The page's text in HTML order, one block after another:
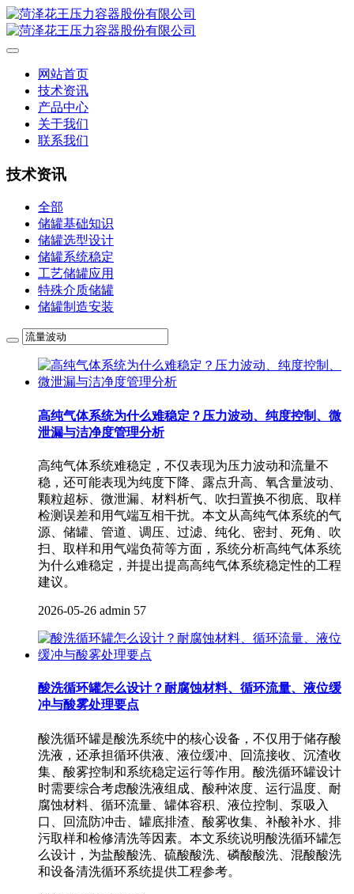
网站首页
技术资讯
产品中心
关于我们
联系我们
技术资讯
全部
储罐基础知识
储罐选型设计
储罐系统稳定
工艺储罐应用
特殊介质储罐
储罐制造安装
高纯气体系统为什么难稳定？压力波动、纯度控制、微
泄漏与洁净度管理分析
高纯气体系统难稳定，不仅表现为压力波动和流量不
稳，还可能表现为纯度下降、露点升高、氧含量波动、
颗粒超标、微泄漏、材料析气、吹扫置换不彻底、取样
检测误差和用气端互相干扰。本文从高纯气体系统的气
源、储罐、管道、调压、过滤、纯化、密封、死角、吹
扫、取样和用气端负荷等方面，系统分析高纯气体系统
为什么难稳定，并提出提高高纯气体系统稳定性的工程
建议。
2026-05-26 admin 57
酸洗循环罐怎么设计？耐腐蚀材料、循环流量、液位缓
冲与酸雾处理要点
酸洗循环罐是酸洗系统中的核心设备，不仅用于储存酸
洗液，还承担循环供液、液位缓冲、回流接收、沉渣收
集、酸雾控制和系统稳定运行等作用。酸洗循环罐设计
时需要综合考虑酸洗液组成、酸种浓度、运行温度、耐
腐蚀材料、循环流量、罐体容积、液位控制、泵吸入
口、回流防冲击、罐底排渣、酸雾收集、补酸补水、排
污取样和检修清洗等因素。本文系统说明酸洗循环罐怎
么设计，为盐酸酸洗、硫酸酸洗、磷酸酸洗、混酸酸洗
和设备清洗循环系统提供工程参考。